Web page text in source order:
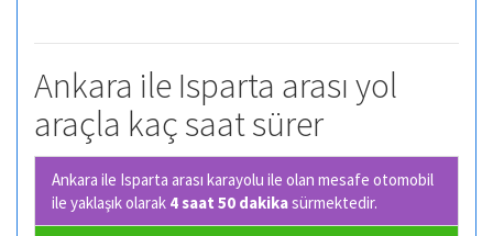
Ankara ile Isparta arası yol
araçla kaç saat sürer
Ankara ile Isparta arası karayolu ile olan mesafe otomobil
ile yaklaşık olarak 4 saat 50 dakikasürmektedir.